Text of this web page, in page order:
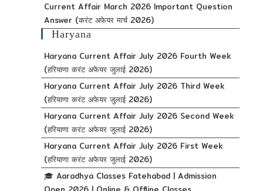
Current Affair March 2026 Important Question
Answer (करंट अफेयर मार्च 2026)
Haryana
Haryana Current Affair July 2026 Fourth Week
(हरियाणा करंट अफेयर जुलाई 2026)
Haryana Current Affair July 2026 Third Week
(हरियाणा करंट अफेयर जुलाई 2026)
Haryana Current Affair July 2026 Second Week
(हरियाणा करंट अफेयर जुलाई 2026)
Haryana Current Affair July 2026 First Week
(हरियाणा करंट अफेयर जुलाई 2026)
🎓 Aaradhya Classes Fatehabad | Admission